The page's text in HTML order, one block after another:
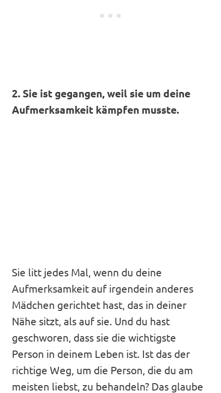
2. Sie ist gegangen, weil sie um deine
Aufmerksamkeit kämpfen musste.
Sie litt jedes Mal, wenn du deine
Aufmerksamkeit auf irgendein anderes
Mädchen gerichtet hast, das in deiner
Nähe sitzt, als auf sie. Und du hast
geschworen, dass sie die wichtigste
Person in deinem Leben ist. Ist das der
richtige Weg, um die Person, die du am
meisten liebst, zu behandeln? Das glaube